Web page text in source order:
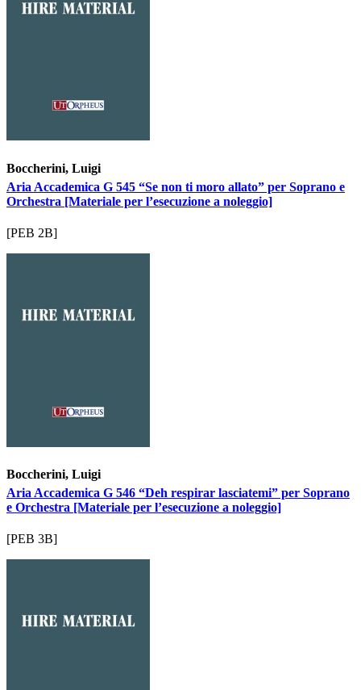
Boccherini, Luigi
Aria Accademica G 545 “Se non ti moro allato” per Soprano e
Orchestra [Materiale per l’esecuzione a noleggio]
[PEB 2B]
Boccherini, Luigi
Aria Accademica G 546 “Deh respirar lasciatemi” per Soprano
e Orchestra [Materiale per l’esecuzione a noleggio]
[PEB 3B]